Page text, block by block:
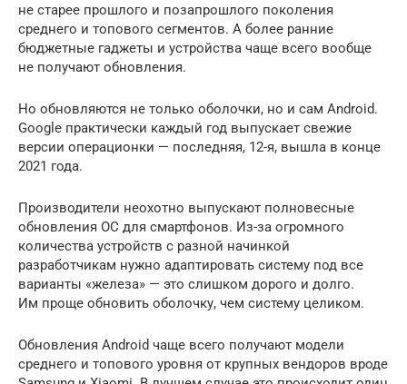
не старее прошлого и позапрошлого поколения
среднего и топового сегментов. А более ранние
бюджетные гаджеты и устройства чаще всего вообще
не получают обновления.
Но обновляются не только оболочки, но и сам Android.
Google практически каждый год выпускает свежие
версии операционки — последняя, 12-я, вышла в конце
2021 года.
Производители неохотно выпускают полновесные
обновления ОС для смартфонов. Из-за огромного
количества устройств с разной начинкой
разработчикам нужно адаптировать систему под все
варианты «железа» — это слишком дорого и долго.
Им проще обновить оболочку, чем систему целиком.
Обновления Android чаще всего получают модели
среднего и топового уровня от крупных вендоров вроде